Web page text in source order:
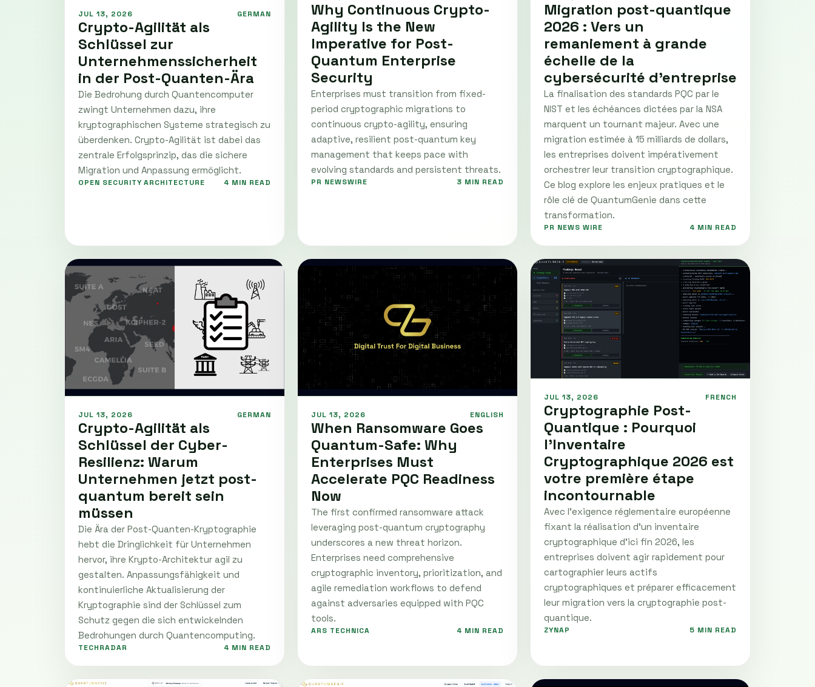
JUL 13, 2026 GERMAN
Crypto-Agilität als
Schlüssel zur
Unternehmenssicherheit
in der Post-Quanten-Ära
Die Bedrohung durch Quantencomputer
zwingt Unternehmen dazu, ihre
kryptographischen Systeme strategisch zu
überdenken. Crypto-Agilität ist dabei das
zentrale Erfolgsprinzip, das die sichere
Migration und Anpassung ermöglicht.
OPEN SECURITY ARCHITECTURE 4 MIN READ
Why Continuous Crypto-
Agility Is the New
Imperative for Post-
Quantum Enterprise
Security
Enterprises must transition from fixed-
period cryptographic migrations to
continuous crypto-agility, ensuring
adaptive, resilient post-quantum key
management that keeps pace with
evolving standards and persistent threats.
PR NEWSWIRE 3 MIN READ
Migration post-quantique
2026 : Vers un
remaniement à grande
échelle de la
cybersécurité d'entreprise
La finalisation des standards PQC par le
NIST et les échéances dictées par la NSA
marquent un tournant majeur. Avec une
migration estimée à 15 milliards de dollars,
les entreprises doivent impérativement
orchestrer leur transition cryptographique.
Ce blog explore les enjeux pratiques et le
rôle clé de QuantumGenie dans cette
transformation.
PR NEWS WIRE 4 MIN READ
JUL 13, 2026 GERMAN
Crypto-Agilität als
Schlüssel der Cyber-
Resilienz: Warum
Unternehmen jetzt post-
quantum bereit sein
müssen
Die Ära der Post-Quanten-Kryptographie
hebt die Dringlichkeit für Unternehmen
hervor, ihre Krypto-Architektur agil zu
gestalten. Anpassungsfähigkeit und
kontinuierliche Aktualisierung der
Kryptographie sind der Schlüssel zum
Schutz gegen die sich entwickelnden
Bedrohungen durch Quantencomputing.
TECHRADAR 4 MIN READ
JUL 13, 2026 ENGLISH
When Ransomware Goes
Quantum-Safe: Why
Enterprises Must
Accelerate PQC Readiness
Now
The first confirmed ransomware attack
leveraging post-quantum cryptography
underscores a new threat horizon.
Enterprises need comprehensive
cryptographic inventory, prioritization, and
agile remediation workflows to defend
against adversaries equipped with PQC
tools.
ARS TECHNICA 4 MIN READ
JUL 13, 2026 FRENCH
Cryptographie Post-
Quantique : Pourquoi
l’Inventaire
Cryptographique 2026 est
votre première étape
incontournable
Avec l'exigence réglementaire européenne
fixant la réalisation d'un inventaire
cryptographique d'ici fin 2026, les
entreprises doivent agir rapidement pour
cartographier leurs actifs
cryptographiques et préparer efficacement
leur migration vers la cryptographie post-
quantique.
ZYNAP 5 MIN READ